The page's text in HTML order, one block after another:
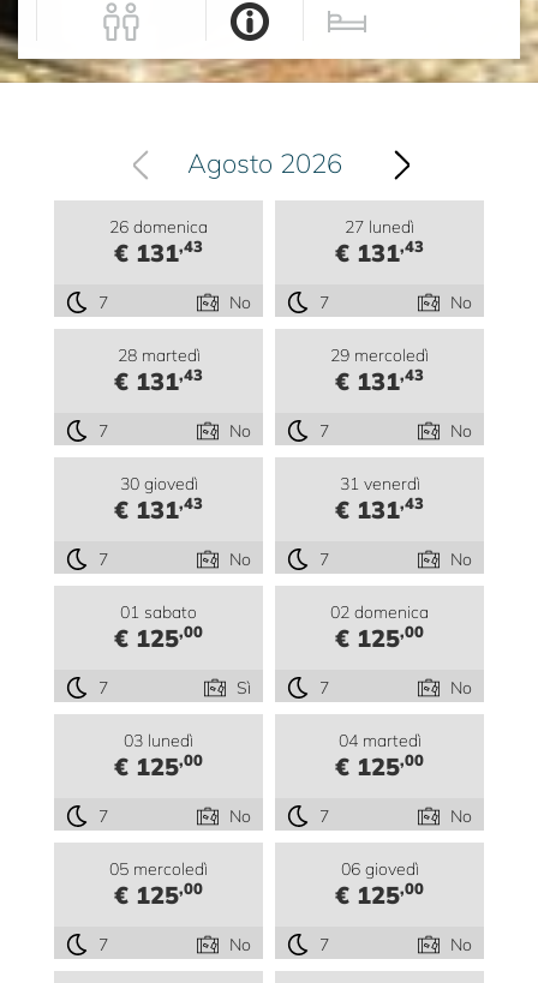
Agosto 2026
26 domenica
€ 131,43
7 No
27 lunedì
€ 131,43
7 No
28 martedì
€ 131,43
7 No
29 mercoledì
€ 131,43
7 No
30 giovedì
€ 131,43
7 No
31 venerdì
€ 131,43
7 No
01 sabato
€ 125,00
7 Sì
02 domenica
€ 125,00
7 No
03 lunedì
€ 125,00
7 No
04 martedì
€ 125,00
7 No
05 mercoledì
€ 125,00
7 No
06 giovedì
€ 125,00
7 No